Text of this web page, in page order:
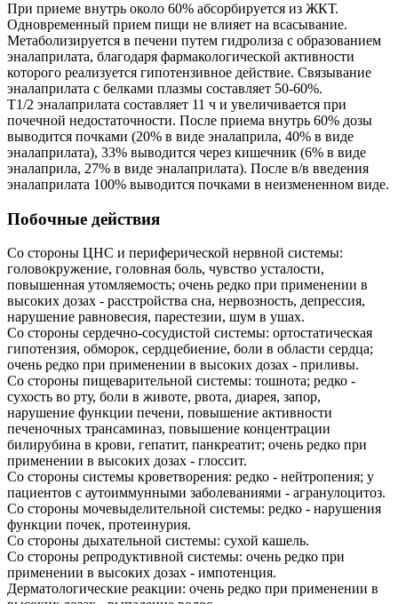
При приеме внутрь около 60% абсорбируется из ЖКТ.
Одновременный прием пищи не влияет на всасывание.
Метаболизируется в печени путем гидролиза с образованием
эналаприлата, благодаря фармакологической активности
которого реализуется гипотензивное действие. Связывание
эналаприлата с белками плазмы составляет 50-60%.
T1/2 эналаприлата составляет 11 ч и увеличивается при
почечной недостаточности. После приема внутрь 60% дозы
выводится почками (20% в виде эналаприла, 40% в виде
эналаприлата), 33% выводится через кишечник (6% в виде
эналаприла, 27% в виде эналаприлата). После в/в введения
эналаприлата 100% выводится почками в неизмененном виде.
Побочные действия
Со стороны ЦНС и периферической нервной системы:
головокружение, головная боль, чувство усталости,
повышенная утомляемость; очень редко при применении в
высоких дозах - расстройства сна, нервозность, депрессия,
нарушение равновесия, парестезии, шум в ушах.
Со стороны сердечно-сосудистой системы: ортостатическая
гипотензия, обморок, сердцебиение, боли в области сердца;
очень редко при применении в высоких дозах - приливы.
Со стороны пищеварительной системы: тошнота; редко -
сухость во рту, боли в животе, рвота, диарея, запор,
нарушение функции печени, повышение активности
печеночных трансаминаз, повышение концентрации
билирубина в крови, гепатит, панкреатит; очень редко при
применении в высоких дозах - глоссит.
Со стороны системы кроветворения: редко - нейтропения; у
пациентов с аутоиммунными заболеваниями - агранулоцитоз.
Со стороны мочевыделительной системы: редко - нарушения
функции почек, протеинурия.
Со стороны дыхательной системы: сухой кашель.
Со стороны репродуктивной системы: очень редко при
применении в высоких дозах - импотенция.
Дерматологические реакции: очень редко при применении в